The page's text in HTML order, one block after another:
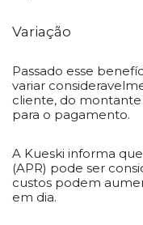
Variação
Passado esse
variar
cliente, do
para o pagamento.
A Kueski informa
(APR) pode ser
custos podem
em dia.